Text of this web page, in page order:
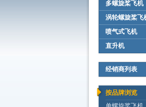
多螺旋桨飞机
涡轮螺旋桨飞
喷气式飞机
直升机
经销商列表
按品牌浏览